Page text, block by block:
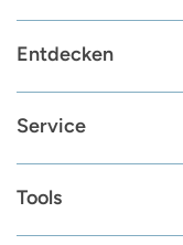
Entdecken
Service
Tools